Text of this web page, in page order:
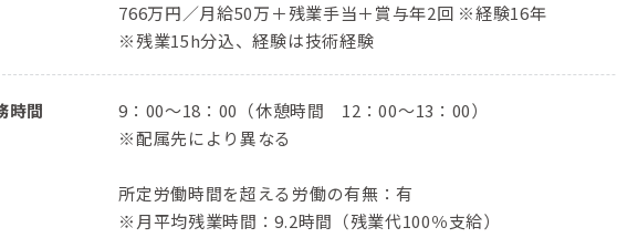
766万円／⽉給50万＋残業⼿当＋賞与年2回 ※経験16年
※残業15h分込、経験は技術経験
時間
9：00〜18：00（休憩時間 12：00〜13：00）
※配属先により異なる
所定労働時間を超える労働の有無：有
※月平均残業時間：9.2時間（残業代100％支給）